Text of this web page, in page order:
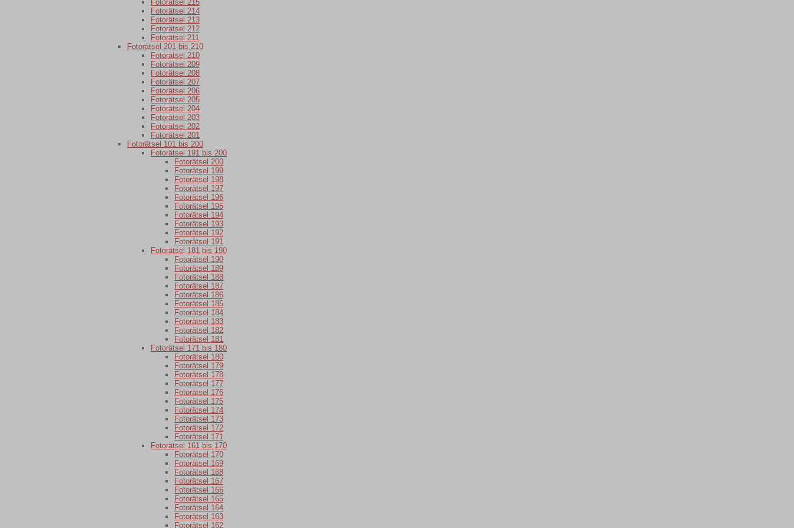
Fotorätsel 215
Fotorätsel 214
Fotorätsel 213
Fotorätsel 212
Fotorätsel 211
Fotorätsel 201 bis 210
Fotorätsel 210
Fotorätsel 209
Fotorätsel 208
Fotorätsel 207
Fotorätsel 206
Fotorätsel 205
Fotorätsel 204
Fotorätsel 203
Fotorätsel 202
Fotorätsel 201
Fotorätsel 101 bis 200
Fotorätsel 191 bis 200
Fotorätsel 200
Fotorätsel 199
Fotorätsel 198
Fotorätsel 197
Fotorätsel 196
Fotorätsel 195
Fotorätsel 194
Fotorätsel 193
Fotorätsel 192
Fotorätsel 191
Fotorätsel 181 bis 190
Fotorätsel 190
Fotorätsel 189
Fotorätsel 188
Fotorätsel 187
Fotorätsel 186
Fotorätsel 185
Fotorätsel 184
Fotorätsel 183
Fotorätsel 182
Fotorätsel 181
Fotorätsel 171 bis 180
Fotorätsel 180
Fotorätsel 179
Fotorätsel 178
Fotorätsel 177
Fotorätsel 176
Fotorätsel 175
Fotorätsel 174
Fotorätsel 173
Fotorätsel 172
Fotorätsel 171
Fotorätsel 161 bis 170
Fotorätsel 170
Fotorätsel 169
Fotorätsel 168
Fotorätsel 167
Fotorätsel 166
Fotorätsel 165
Fotorätsel 164
Fotorätsel 163
Fotorätsel 162